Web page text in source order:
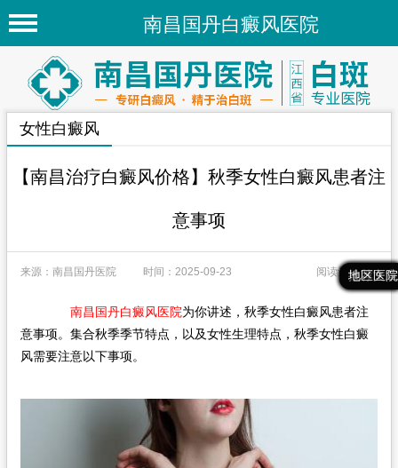
南昌国丹白癜风医院
首页
医院简介
医院新闻
专家团队
白癜风常识
白癜风人群
白癜风部位
最新文章
热门文章
推荐文章
地区医院
女性白癜风
【南昌治疗白癜风价格】秋季女性白癜风患者注
意事项
来源：南昌国丹医院 时间：2025-09-23 阅读量：144
南昌国丹白癜风医院为你讲述，秋季女性白癜风患者注
意事项。集合秋季季节特点，以及女性生理特点，秋季女性白癜
风需要注意以下事项。